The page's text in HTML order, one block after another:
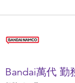
電池
Bandai萬代 勤